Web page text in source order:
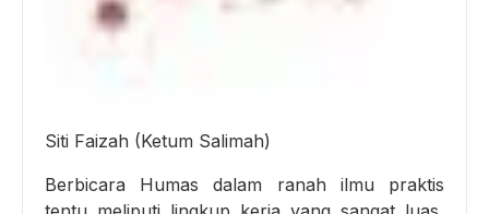
Siti Faizah (Ketum Salimah)
Berbicara Humas dalam ranah ilmu praktis